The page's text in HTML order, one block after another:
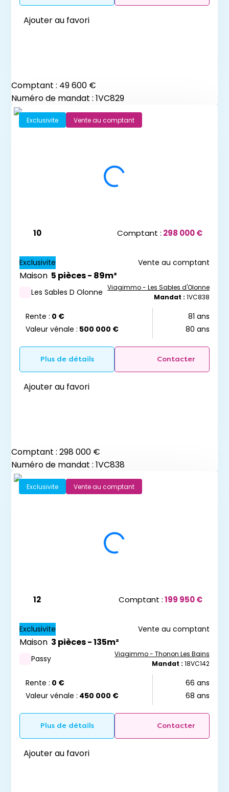
Ajouter au favori
Comptant : 49 600 €
Numéro de mandat : 1VC829
Exclusivite Vente au comptant
10 Comptant : 298 000 €
Exclusivite Vente au comptant
Maison 5 pièces - 89m²
Les Sables D Olonne Viagimmo - Les Sables d'Olonne
Mandat : 1VC838
Rente : 0 €
Valeur vénale : 500 000 €
81 ans
80 ans
Plus de détails Contacter
Ajouter au favori
Comptant : 298 000 €
Numéro de mandat : 1VC838
Exclusivite Vente au comptant
12 Comptant :199 950 €
Exclusivite Vente au comptant
Maison 3 pièces - 135m²
Passy
Viagimmo - Thonon Les Bains
Mandat : 18VC142
Rente : 0 €
Valeur vénale : 450 000 €
66 ans
68 ans
Plus de détails Contacter
Ajouter au favori